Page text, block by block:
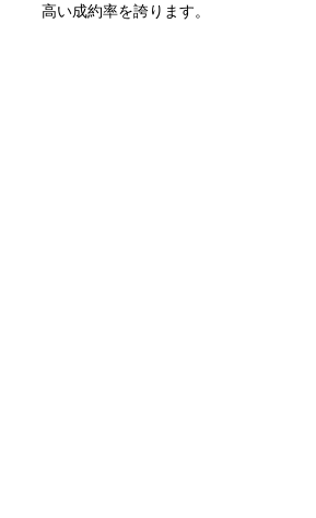
高い成約率を誇ります。